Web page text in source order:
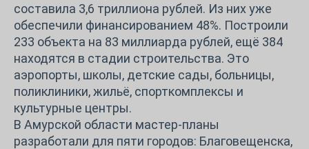
составила 3,6 триллиона рублей. Из них уже
обеспечили финансированием 48%. Построили
233 объекта на 83 миллиарда рублей, ещё 384
находятся в стадии строительства. Это
аэропорты, школы, детские сады, больницы,
поликлиники, жильё, спорткомплексы и
культурные центры.
В Амурской области мастер-планы
разработали для пяти городов: Благовещенска,